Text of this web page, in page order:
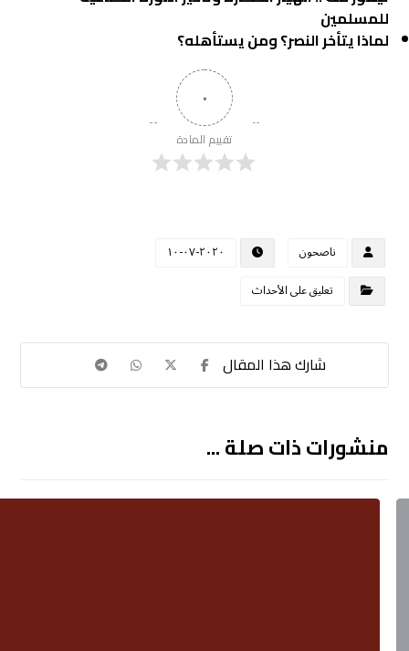
للمسلمين
لماذا يتأخر النصر؟ ومن يستأهله؟
٠
تقييم المادة
ناصحون
٢٠٢٠-٠٧-١٠
تعليق على الأحداث
منشورات ذات صلة ...